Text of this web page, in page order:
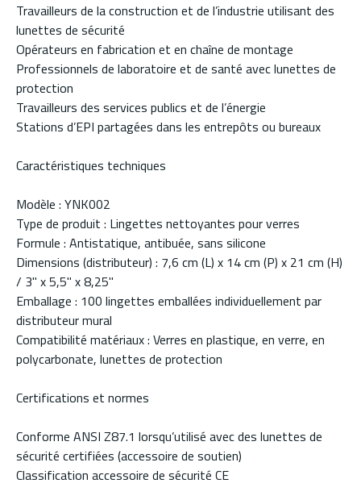
Travailleurs de la construction et de l’industrie utilisant des
lunettes de sécurité
Opérateurs en fabrication et en chaîne de montage
Professionnels de laboratoire et de santé avec lunettes de
protection
Travailleurs des services publics et de l’énergie
Stations d’EPI partagées dans les entrepôts ou bureaux
Caractéristiques techniques
Modèle : YNK002
Type de produit : Lingettes nettoyantes pour verres
Formule : Antistatique, antibuée, sans silicone
Dimensions (distributeur) : 7,6 cm (L) x 14 cm (P) x 21 cm (H)
/ 3" x 5,5" x 8,25"
Emballage : 100 lingettes emballées individuellement par
distributeur mural
Compatibilité matériaux : Verres en plastique, en verre, en
polycarbonate, lunettes de protection
Certifications et normes
Conforme ANSI Z87.1 lorsqu’utilisé avec des lunettes de
sécurité certifiées (accessoire de soutien)
Classification accessoire de sécurité CE